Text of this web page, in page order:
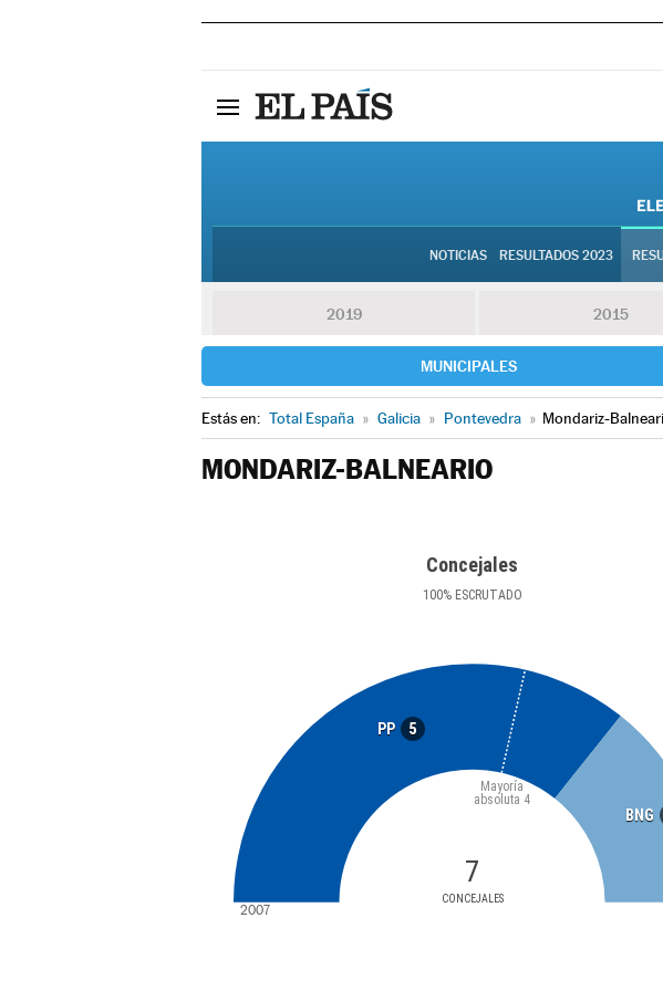
NOTICIAS RESULTADOS 2023
2019 2015
MUNICIPALES
Estás en: Total España » Galicia » Pontevedra » Mondariz-
MONDARIZ-BALNEARIO
Concejales
100%ESCRUTADO
PP 5
BNG
7
CONCEJALES
Mayoría
absoluta 4
2007